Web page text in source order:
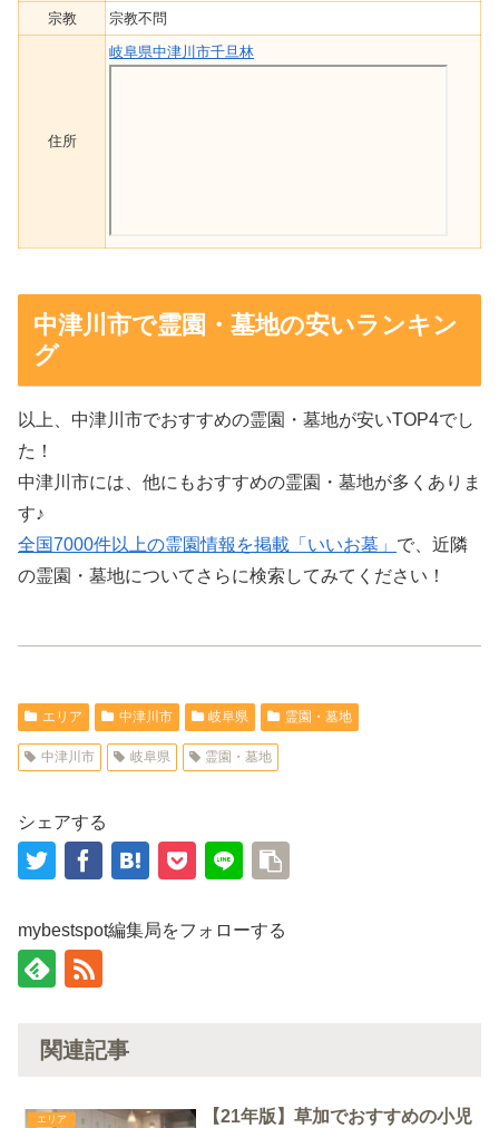
宗教
宗教不問
住所
岐阜県中津川市千旦林
中津川市で霊園・墓地の安いランキン
グ
以上、中津川市でおすすめの霊園・墓地が安いTOP4でし
た！
中津川市には、他にもおすすめの霊園・墓地が多くありま
す♪
全国7000件以上の霊園情報を掲載「いいお墓」 で、近隣
の霊園・墓地についてさらに検索してみてください！
エリア 中津川市 岐阜県 霊園・墓地
中津川市 岐阜県 霊園・墓地
シェアする
mybestspot編集局をフォローする
関連記事
エリア
【21年版】草加でおすすめの小児